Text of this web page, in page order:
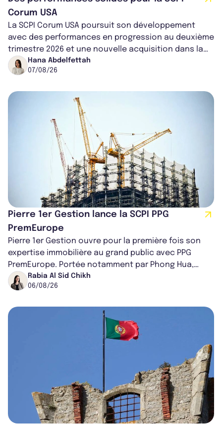
Corum USA
La SCPI Corum USA poursuit son développement
avec des performances en progression au deuxième
trimestre 2026 et une nouvelle acquisition dans la
région de Chicago. Entre hausse de...
Hana Abdelfettah
07/08/26
Pierre 1er Gestion lance la SCPI PPG
PremEurope
Pierre 1er Gestion ouvre pour la première fois son
expertise immobilière au grand public avec PPG
PremEurope. Portée notamment par Phong Hua,
ancien directeur des investissements d...
Rabia Al Sid Chikh
06/08/26